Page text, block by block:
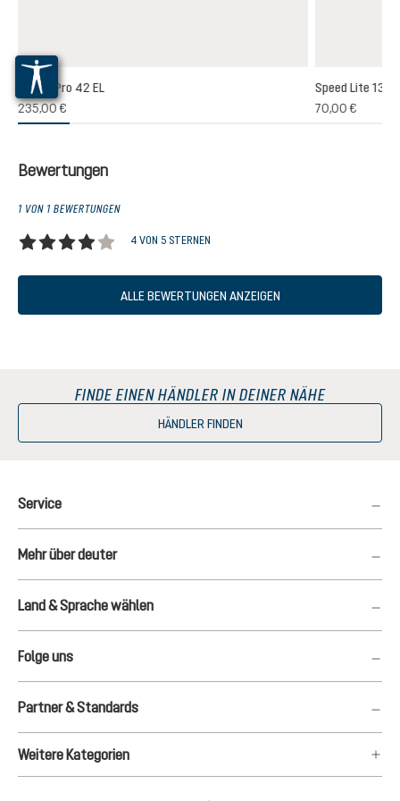
Bewertung von 5 von 5 Sternen
Futura Pro 42 EL
235,00 €
Speed Lite 13
70,00 €
Bewertungen
1 VON 1 BEWERTUNGEN
4 VON 5 STERNEN
ALLE BEWERTUNGEN ANZEIGEN
FINDE EINEN HÄNDLER IN DEINER NÄHE
HÄNDLER FINDEN
Service
Mehr über deuter
Land & Sprache wählen
Folge uns
Partner & Standards
Weitere Kategorien